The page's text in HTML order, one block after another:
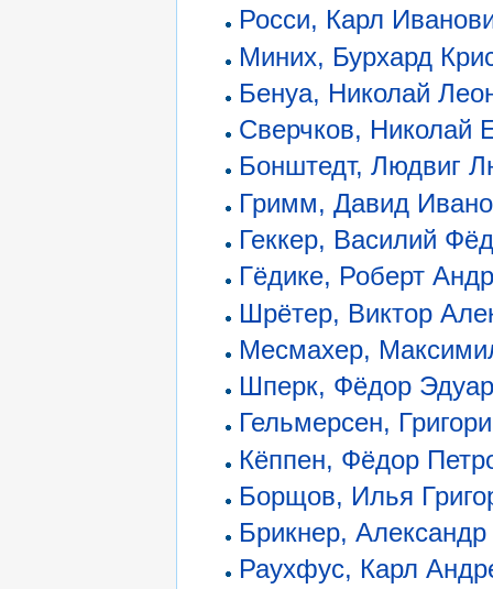
Росси, Карл
Миних, Бурхард
Бенуа, Николай
Сверчков, Николай
Бонштедт, Людвиг
Гримм, Давид
Геккер, Василий
Гёдике, Роберт
Шрётер, Виктор
Месмахер,
Шперк, Фёдор
Гельмерсен,
Кёппен, Фёдор
Борщов, Илья
Брикнер, Александр
Раухфус, Карл